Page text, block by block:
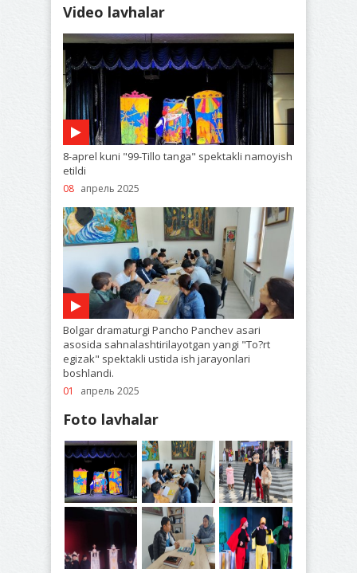
Video lavhalar
8-aprel kuni "99-Tillo tanga" spektakli namoyish
etildi
08 апрель 2025
Bolgar dramaturgi Pancho Panchev asari
asosida sahnalashtirilayotgan yangi "To?rt
egizak" spektakli ustida ish jarayonlari
boshlandi.
01 апрель 2025
Foto lavhalar